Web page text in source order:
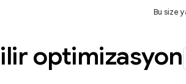
Bu size
optimizasyon